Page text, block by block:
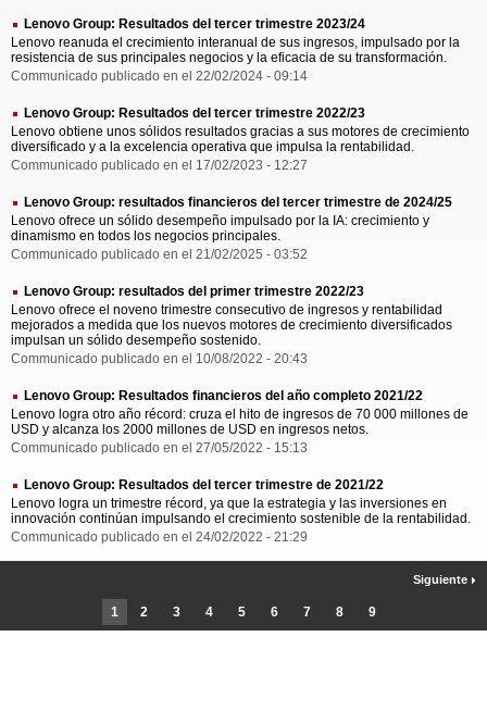
Lenovo Group: Resultados del tercer trimestre 2023/24
Lenovo reanuda el crecimiento interanual de sus ingresos, impulsado por la
resistencia de sus principales negocios y la eficacia de su transformación.
Communicado publicado en el 22/02/2024 - 09:14
Lenovo Group: Resultados del tercer trimestre 2022/23
Lenovo obtiene unos sólidos resultados gracias a sus motores de crecimiento
diversificado y a la excelencia operativa que impulsa la rentabilidad.
Communicado publicado en el 17/02/2023 - 12:27
Lenovo Group: resultados financieros del tercer trimestre de 2024/25
Lenovo ofrece un sólido desempeño impulsado por la IA: crecimiento y
dinamismo en todos los negocios principales.
Communicado publicado en el 21/02/2025 - 03:52
Lenovo Group: resultados del primer trimestre 2022/23
Lenovo ofrece el noveno trimestre consecutivo de ingresos y rentabilidad
mejorados a medida que los nuevos motores de crecimiento diversificados
impulsan un sólido desempeño sostenido.
Communicado publicado en el 10/08/2022 - 20:43
Lenovo Group: Resultados financieros del año completo 2021/22
Lenovo logra otro año récord: cruza el hito de ingresos de 70 000 millones de
USD y alcanza los 2000 millones de USD en ingresos netos.
Communicado publicado en el 27/05/2022 - 15:13
Lenovo Group: Resultados del tercer trimestre de 2021/22
Lenovo logra un trimestre récord, ya que la estrategia y las inversiones en
innovación continúan impulsando el crecimiento sostenible de la rentabilidad.
Communicado publicado en el 24/02/2022 - 21:29
1 2 3 4 5 6 7 8 9
Siguiente